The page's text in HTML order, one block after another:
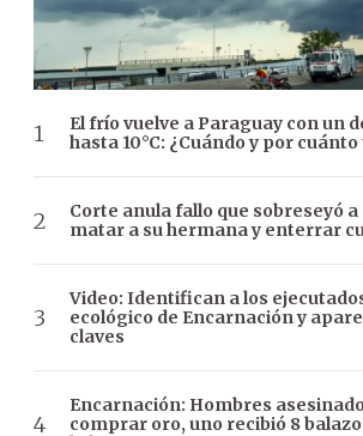
El frío vuelve a Paraguay con un
hasta 10°C: ¿Cuándo y por
Corte anula fallo que sobreseyó a
matar a su hermana y enterrar
Video: Identifican a los
ecológico de Encarnación y
claves
Encarnación: Hombres
comprar oro, uno recibió 8